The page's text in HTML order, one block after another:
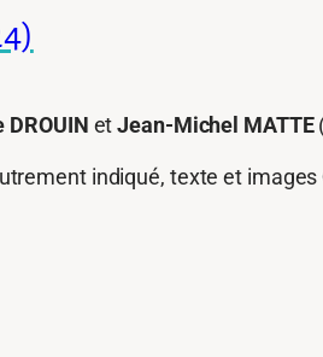
DROUIN etJean-Michel MATTE
indiqué, texte et